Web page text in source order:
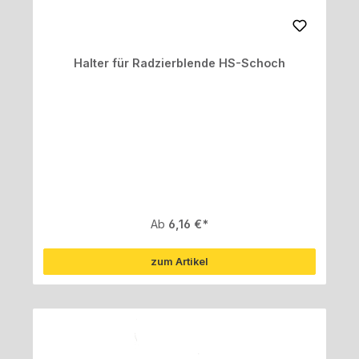
Halter für Radzierblende HS-Schoch
Regulärer Preis:
Ab 6,16 €
zum Artikel